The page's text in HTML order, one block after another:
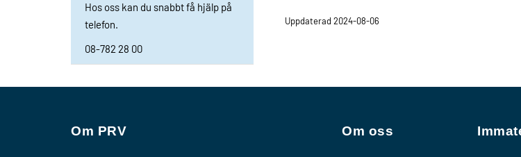
Hos oss kan du snabbt få hjälp på
telefon.
08-782 28 00
Uppdaterad 2024-08-06
Om PRV Om oss